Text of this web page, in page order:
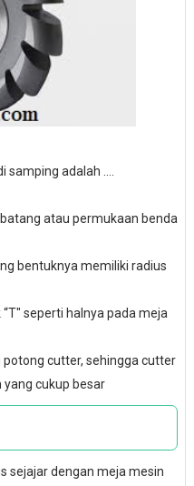
adalah ....
atau permukaan benda
bentuknya memiliki radius
seperti halnya pada meja
cutter, sehingga cutter
cukup besar
sejajar dengan meja mesin